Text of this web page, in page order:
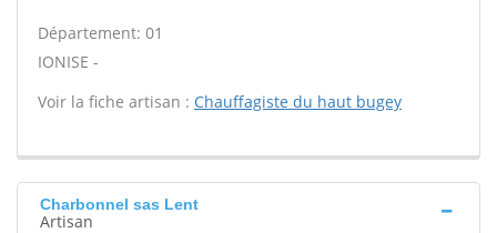
Département: 01
IONISE -
Voir la fiche artisan : Chauffagiste du haut bugey
Charbonnel sas Lent
Artisan